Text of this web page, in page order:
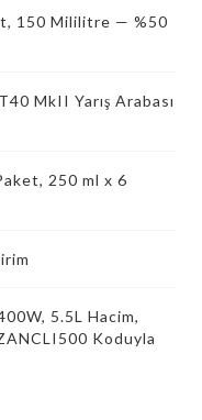
150 Mililitre — %50
MkII Yarış Arabası
250 ml x 6
5.5L Hacim,
Koduyla